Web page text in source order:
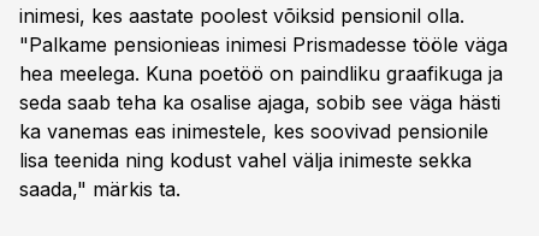
inimesi, kes aastate poolest võiksid pensionil olla.
"Palkame pensionieas inimesi Prismadesse tööle väga
hea meelega. Kuna poetöö on paindliku graafikuga ja
seda saab teha ka osalise ajaga, sobib see väga hästi
ka vanemas eas inimestele, kes soovivad pensionile
lisa teenida ning kodust vahel välja inimeste sekka
saada," märkis ta.